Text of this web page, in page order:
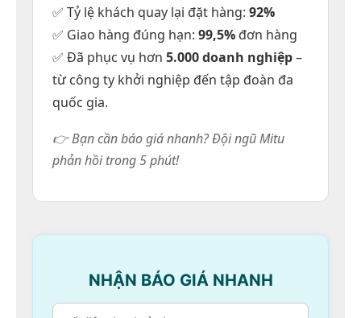
Một số kiểu phối áo sơ mi đẹp
✅ Tỷ lệ khách quay lại đặt hàng: 92%
✅ Giao hàng đúng hạn: 99,5% đơn hàng
✅ Đã phục vụ hơn 5.000 doanh nghiệp–
từ công ty khởi nghiệp đến tập đoàn đa
quốc gia.
👉 Bạn cần báo giá nhanh? Đội ngũ Mitu
phản hồi trong 5 phút!
NHẬN BÁO GIÁ NHANH